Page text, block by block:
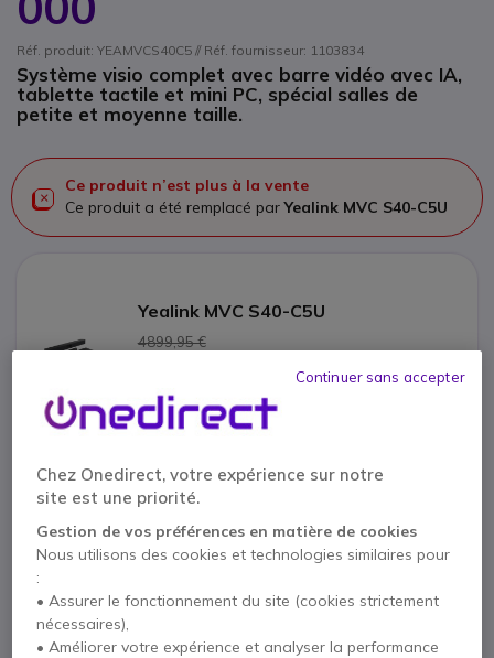
Réf. produit: YEAMVCS40C5 // Réf. fournisseur: 1103834
Système visio complet avec barre vidéo avec IA,
tablette tactile et mini PC, spécial salles de
petite et moyenne taille.
Ce produit n’est plus à la vente
Ce produit a été remplacé parYealink MVC S40-C5U
Yealink MVC S40-C5U
4899,95 €
Voir le produit remplaçant
0800 72 4000
F.A.Q Chat
Chez Onedirect, votre expérience sur notre
site est une priorité.
Gestion de vos préférences en matière de cookies
Nous utilisons des cookies et technologies similaires pour
:
• Assurer le fonctionnement du site (cookies strictement
nécessaires),
• Améliorer votre expérience et analyser la performance
Continuer sans accepter